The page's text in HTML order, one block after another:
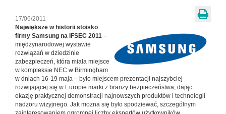
17/06/2011
Największe w historii stoisko
firmy Samsung na IFSEC 2011 –
międzynarodowej wystawie
rozwiązań w dziedzinie
zabezpieczeń, która miała miejsce
w kompleksie NEC w Birmingham
w dniach 16-19 maja – było miejscem prezentacji najszybciej
rozwijającej się w Europie marki z branży bezpieczeństwa, dając
okazję praktycznej demonstracji najnowszych produktów i technologii
nadzoru wizyjnego. Jak można się było spodziewać, szczególnym